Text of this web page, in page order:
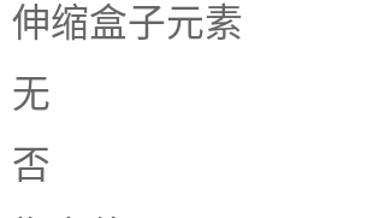
伸缩盒子元素
无
否